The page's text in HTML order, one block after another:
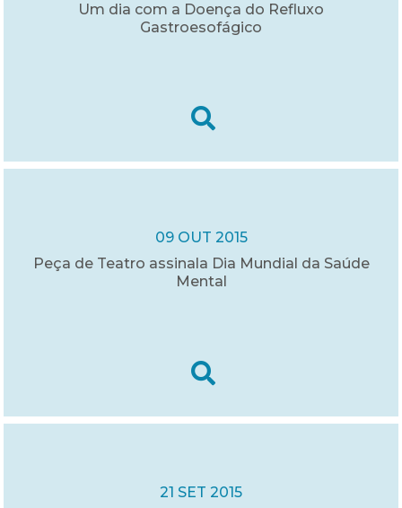
Um dia com a Doença do Refluxo
Gastroesofágico
09 OUT 2015
Peça de Teatro assinala Dia Mundial da Saúde
Mental
21 SET 2015